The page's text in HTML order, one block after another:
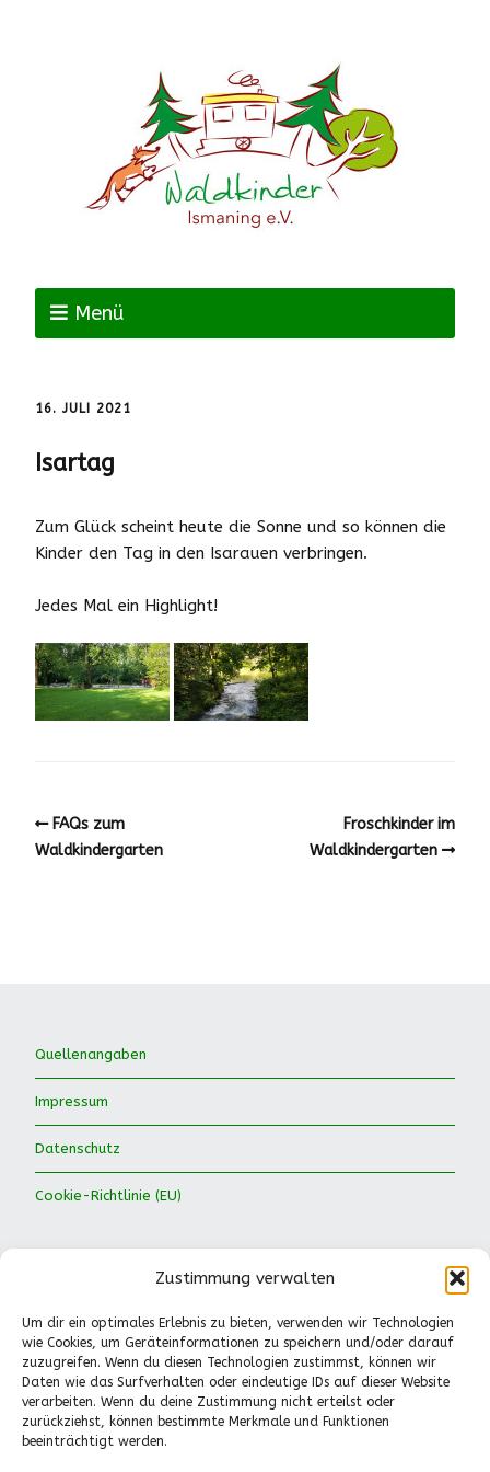
Zustimmung verwalten
Um dir ein optimales Erlebnis zu bieten, verwenden wir Technologien
wie Cookies, um Geräteinformationen zu speichern und/oder darauf
zuzugreifen. Wenn du diesen Technologien zustimmst, können wir
Daten wie das Surfverhalten oder eindeutige IDs auf dieser Website
verarbeiten. Wenn du deine Zustimmung nicht erteilst oder
zurückziehst, können bestimmte Merkmale und Funktionen
beeinträchtigt werden.
Menü
16. JULI 2021
Isartag
Zum Glück scheint heute die Sonne und so können die
Kinder den Tag in den Isarauen verbringen.
Jedes Mal ein Highlight!
FAQs zum
Waldkindergarten
Froschkinder im
Waldkindergarten
Quellenangaben
Impressum
Datenschutz
Cookie-Richtlinie (EU)
Waldkinder Ismaning e.V.
Dorfstraße 66
85737 Ismaning
Tel.: 089-41611244